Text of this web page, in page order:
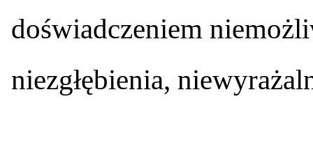
doświadczeniem
niezgłębienia,